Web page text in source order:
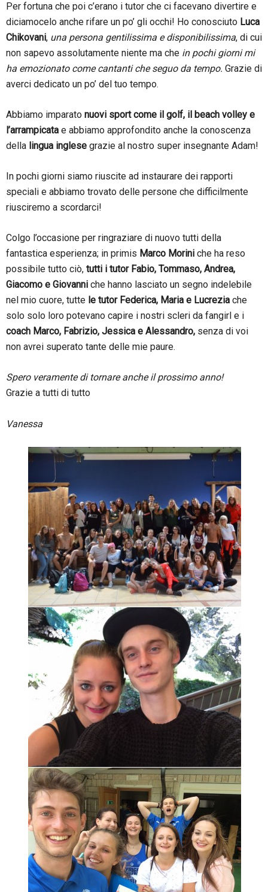
Per fortuna che poi c’erano i tutor che ci facevano divertire e
diciamocelo anche rifare un po’ gli occhi! Ho conosciuto Luca
Chikovani, una persona gentilissima e disponibilissima, di cui
non sapevo assolutamente niente ma che in pochi giorni mi
ha emozionato come cantanti che seguo da tempo. Grazie di
averci dedicato un po’ del tuo tempo.
Abbiamo imparato nuovi sport come il golf, il beach volley e
l’arrampicata e abbiamo approfondito anche la conoscenza
della lingua inglese grazie al nostro super insegnante Adam!
In pochi giorni siamo riuscite ad instaurare dei rapporti
speciali e abbiamo trovato delle persone che difficilmente
riusciremo a scordarci!
Colgo l’occasione per ringraziare di nuovo tutti della
fantastica esperienza; in primis Marco Morini che ha reso
possibile tutto ciò, tutti i tutor Fabio, Tommaso, Andrea,
Giacomo e Giovanni che hanno lasciato un segno indelebile
nel mio cuore, tutte le tutor Federica, Maria e Lucrezia che
solo solo loro potevano capire i nostri scleri da fangirl e i
coach Marco, Fabrizio, Jessica e Alessandro, senza di voi
non avrei superato tante delle mie paure.
Spero veramente di tornare anche il prossimo anno!
Grazie a tutti di tutto
Vanessa